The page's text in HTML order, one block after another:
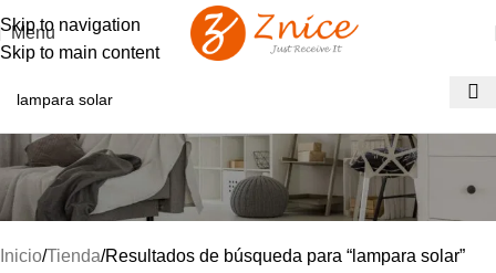
Skip to navigation
Skip to main content
Menu
Resultados de búsqueda: “lampara
solar”
Inicio Tienda Resultados de búsqueda para “lampara solar”